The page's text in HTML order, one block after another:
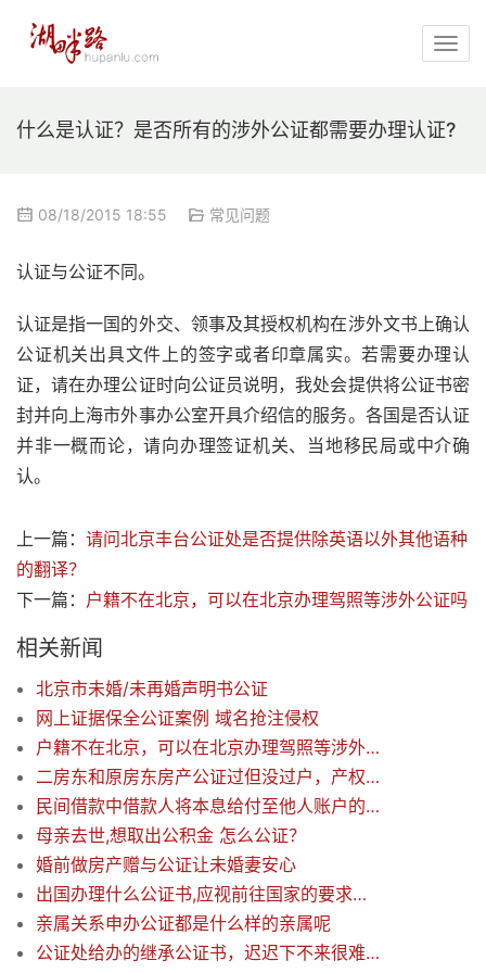
什么是认证？是否所有的涉外公证都需要办理认证?
08/18/2015 18:55 常见问题
认证与公证不同。
认证是指一国的外交、领事及其授权机构在涉外文书上确认
公证机关出具文件上的签字或者印章属实。若需要办理认
证，请在办理公证时向公证员说明，我处会提供将公证书密
封并向上海市外事办公室开具介绍信的服务。各国是否认证
并非一概而论，请向办理签证机关、当地移民局或中介确
认。
上一篇： 请问北京丰台公证处是否提供除英语以外其他语种
的翻译？
下一篇： 户籍不在北京，可以在北京办理驾照等涉外公证吗
相关新闻
北京市未婚/未再婚声明书公证
网上证据保全公证案例 域名抢注侵权
户籍不在北京，可以在北京办理驾照等涉外公证吗
二房东和原房东房产公证过但没过户，产权证在二房东手里，买此房有风险吗？
民间借款中借款人将本息给付至他人账户的效力认定
母亲去世,想取出公积金 怎么公证？
婚前做房产赠与公证让未婚妻安心
出国办理什么公证书,应视前往国家的要求来办公证
亲属关系申办公证都是什么样的亲属呢
公证处给办的继承公证书，迟迟下不来很难办?